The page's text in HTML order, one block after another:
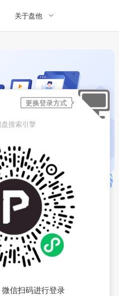
关于盘他
搜索引擎
微信扫码进行登录